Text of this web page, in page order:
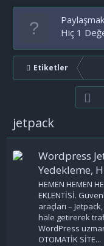
Hiç 1
Etiketler
jetpack
Wordpress
Yedekleme,
HEMEN HEMEN
EKLENTİSİ.
araçları –
hale getirerek
WordPress
OTOMATİK SİTE...